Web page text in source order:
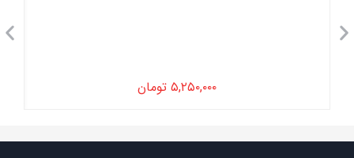
۵,۲۵۰,۰۰۰ تومان